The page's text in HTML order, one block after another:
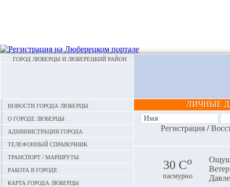
ГОРОД ЛЮБЕРЦЫ И ЛЮБЕРЕЦКИЙ РАЙОН
Новости города Люберцы
О городе Люберцы
Администрация города
Телефонный справочник
Транспорт / маршруты
Работа в городе
Карта города Люберцы
ЛИЧНЫЕ
Регистрация/
30 Сo
пасмурно